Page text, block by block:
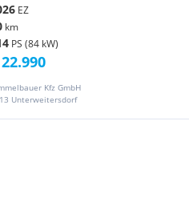
EZ
km
PS (84 kW)
Kfz GmbH
Unterweitersdorf